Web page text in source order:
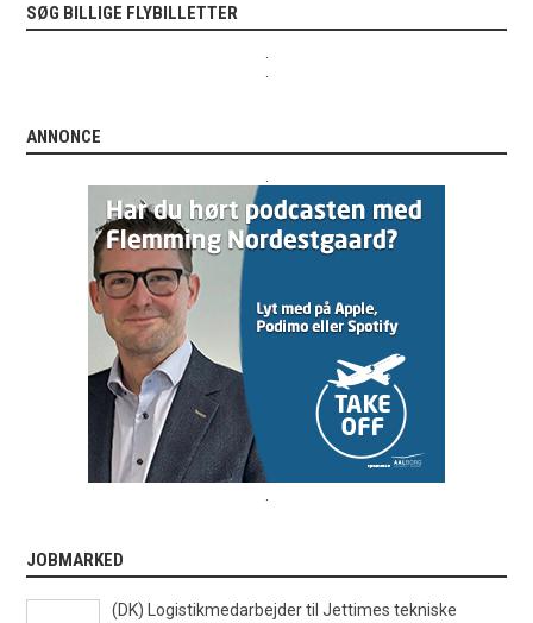
SØG BILLIGE FLYBILLETTER
ANNONCE
JOBMARKED
(DK) Logistikmedarbejder til Jettimes tekniske